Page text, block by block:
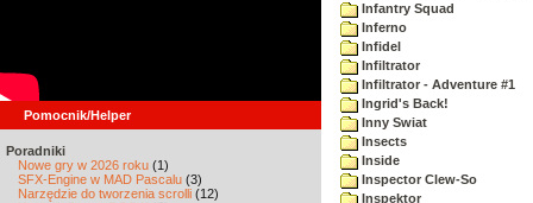
Pomocnik/Helper
Poradniki
Nowe gry w 2026 roku (1)
SFX-Engine w MAD Pascalu (3)
Narzędzie do tworzenia scrolli (12)
Infantry Squad
Inferno
Infidel
Infiltrator
Infiltrator - Adventure #1
Ingrid's Back!
Inny Swiat
Insects
Inside
Inspector Clew-So
Inspektor